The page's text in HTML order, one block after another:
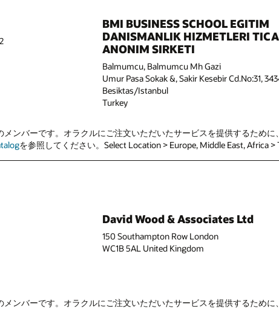
BMI BUSINESS SCHOOL EGITIM
DANISMANLIK HIZMETLERI
ANONIM SIRKETI
Balmumcu, Balmumcu Mh Gazi
Umur Pasa Sokak &, Sakir Kesebir Cd.No:31,
Besiktas/Istanbul
Turkey
メンバーです。オラクルにご注文いただいたサービスを提供するため
を参照してください。Select Location > Europe, Middle East, Africa
David Wood & Associates Ltd
150 Southampton Row London
WC1B 5AL United Kingdom
メンバーです。オラクルにご注文いただいたサービスを提供するため